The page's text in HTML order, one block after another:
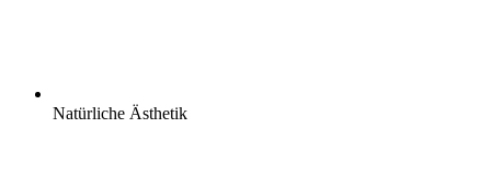
Natürliche Ästhetik